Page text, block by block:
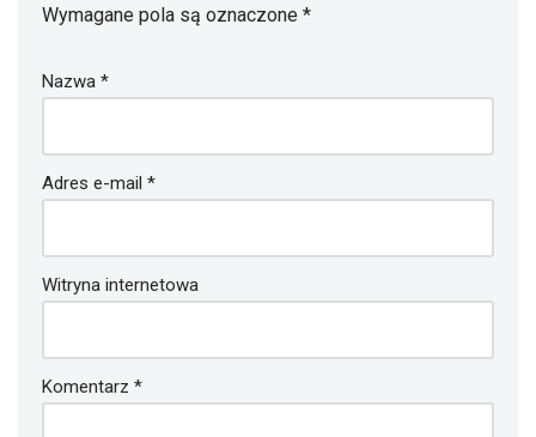
Wymagane pola są oznaczone *
Nazwa *
Adres e-mail *
Witryna internetowa
Komentarz *